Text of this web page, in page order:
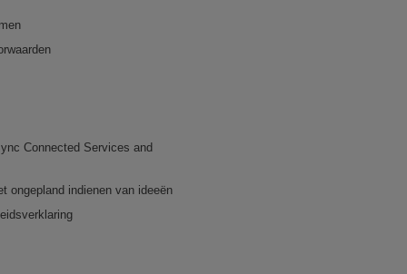
Connected Services and
ongepland indienen van ideeën